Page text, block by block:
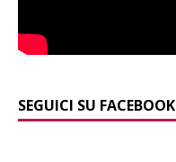
SEGUICI SU FACEBOOK